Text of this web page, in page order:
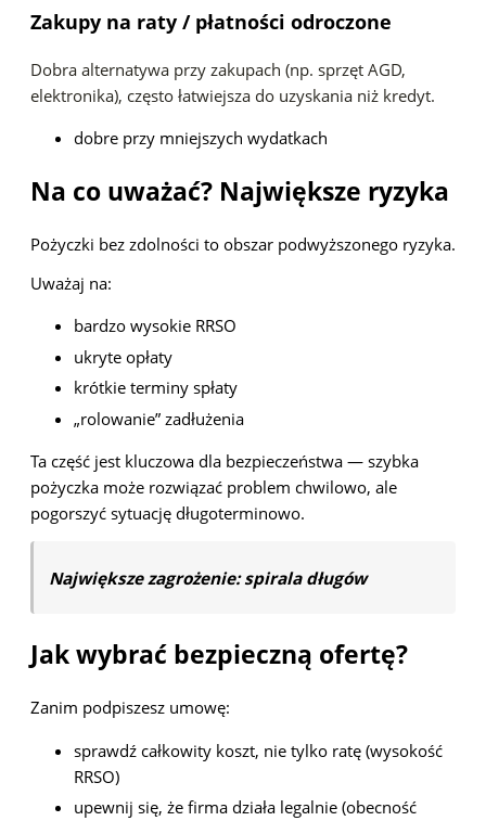
Zakupy na raty / płatności odroczone
Dobra alternatywa przy zakupach (np. sprzęt AGD,
elektronika), często łatwiejsza do uzyskania niż kredyt.
dobre przy mniejszych wydatkach
Na co uważać? Największe ryzyka
Pożyczki bez zdolności to obszar podwyższonego ryzyka.
Uważaj na:
bardzo wysokie RRSO
ukryte opłaty
krótkie terminy spłaty
„rolowanie” zadłużenia
Ta część jest kluczowa dla bezpieczeństwa — szybka
pożyczka może rozwiązać problem chwilowo, ale
pogorszyć sytuację długoterminowo.
Największe zagrożenie: spirala długów
Jak wybrać bezpieczną ofertę?
Zanim podpiszesz umowę:
sprawdź całkowity koszt, nie tylko ratę (wysokość
RRSO)
upewnij się, że firma działa legalnie (obecność